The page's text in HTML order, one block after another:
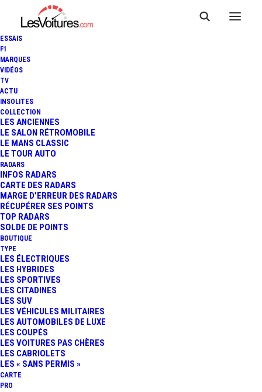
ESSAIS
F1
MARQUES
VIDÉOS
TV
ACTU
INSOLITES
COLLECTION
LES ANCIENNES
LE SALON RÉTROMOBILE
LE MANS CLASSIC
LE TOUR AUTO
RADARS
INFOS RADARS
CARTE DES RADARS
MARGE D’ERREUR DES RADARS
RÉCUPÉRER SES POINTS
TOP RADARS
SOLDE DE POINTS
BOUTIQUE
TYPE
LES ÉLECTRIQUES
LES HYBRIDES
LES SPORTIVES
LES CITADINES
LES SUV
LES VÉHICULES MILITAIRES
LES AUTOMOBILES DE LUXE
LES COUPÉS
LES VOITURES PAS CHÈRES
LES CABRIOLETS
LES « SANS PERMIS »
CARTE
PRO
CAMÉRAS EMBARQUÉES À
MAGNY-COURS
1 Minute